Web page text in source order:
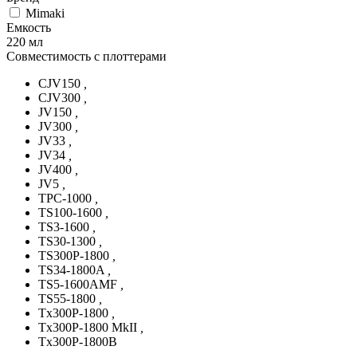
Mimaki
Емкость
220 мл
Совместимость с плоттерами
CJV150
CJV300
JV150
JV300
JV33
JV34
JV400
JV5
TPC-1000
TS100-1600
TS3-1600
TS30-1300
TS300P-1800
TS34-1800A
TS5-1600AMF
TS55-1800
Tx300P-1800
Tx300P-1800 MkII
Tx300P-1800B